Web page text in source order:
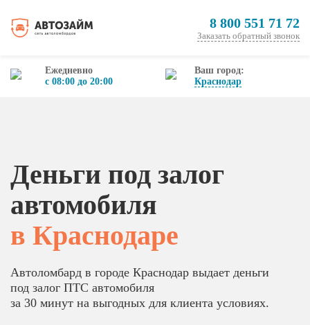
8 800 551 71 72
Заказать обратный звонок
Ежедневно
с 08:00 до 20:00
Ваш город:
Краснодар
Деньги под залог
автомобиля
в Краснодаре
Автоломбард в городе Краснодар выдает деньги
под залог ПТС автомобиля
за 30 минут на выгодных для клиента условиях.